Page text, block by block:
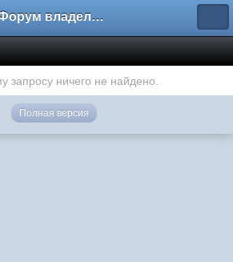
Форум владельцев интернет-магазинов
запросу ничего не найдено.
Полная версия